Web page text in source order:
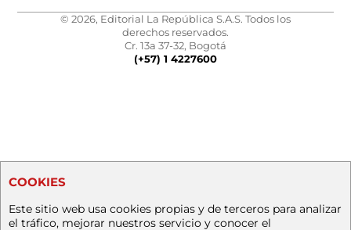
© 2026, Editorial La República S.A.S. Todos los
derechos reservados.
Cr. 13a 37-32, Bogotá
(+57) 1 4227600
COOKIES
Este sitio web usa cookies propias y de terceros para analizar
el tráfico, mejorar nuestros servicio y conocer el